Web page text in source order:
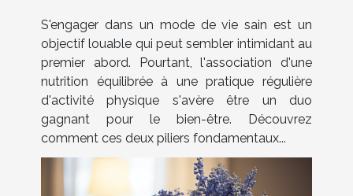
S'engager dans un mode de vie sain est un
objectif louable qui peut sembler intimidant au
premier abord. Pourtant, l'association d'une
nutrition équilibrée à une pratique régulière
d'activité physique s'avère être un duo
gagnant pour le bien-être. Découvrez
comment ces deux piliers fondamentaux...